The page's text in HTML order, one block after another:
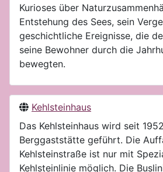
Kurioses über
Entstehung des Sees, sein
geschichtliche Ereignisse, die
seine Bewohner durch die
bewegten.
Kehlsteinhaus
Das Kehlsteinhaus wird seit
Berggaststätte geführt. Die
Kehlsteinstraße ist nur mit
Kehlsteinlinie möglich. Die